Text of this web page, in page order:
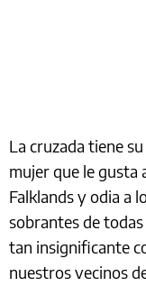
La cruzada tiene
mujer que le gusta
Falklands y odia a
sobrantes de
tan insignificante
nuestros vecinos